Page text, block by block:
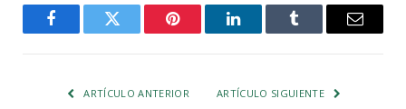
FacebookTwitter Pinterest LinkedInTumblr Email
ARTÍCULO ANTERIOR ARTÍCULO SIGUIENTE